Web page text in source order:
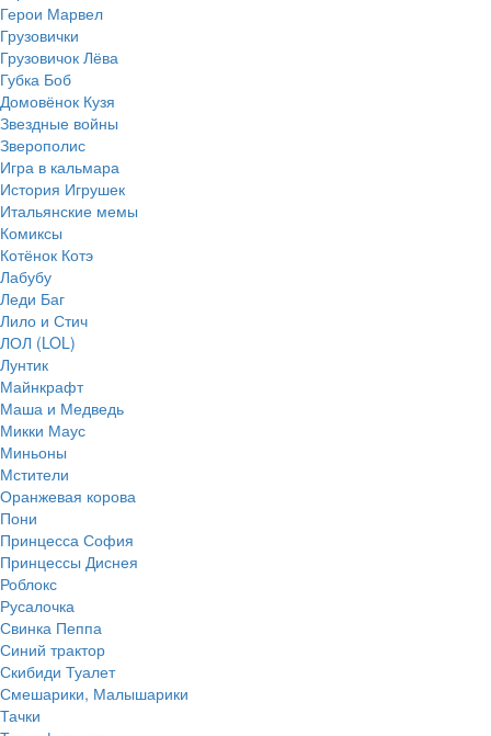
Герои Марвел
Грузовички
Грузовичок Лёва
Губка Боб
Домовёнок Кузя
Звездные войны
Зверополис
Игра в кальмара
История Игрушек
Итальянские мемы
Комиксы
Котёнок Котэ
Лабубу
Леди Баг
Лило и Стич
ЛОЛ (LOL)
Лунтик
Майнкрафт
Маша и Медведь
Микки Маус
Миньоны
Мстители
Оранжевая корова
Пони
Принцесса София
Принцессы Диснея
Роблокс
Русалочка
Свинка Пеппа
Синий трактор
Скибиди Туалет
Смешарики, Малышарики
Тачки